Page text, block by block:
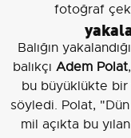
fotoğraf
Balığın
balıkçı Adem Polat
bu büyüklükte bir
söyledi. Polat, "Dün
mil açıkta bu